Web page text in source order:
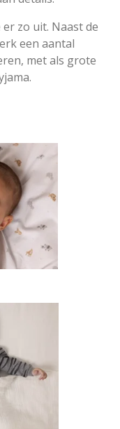
er zo uit. Naast de
een aantal
met als grote